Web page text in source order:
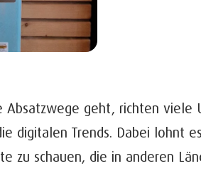
Absatzwege geht, richten viele
digitalen Trends. Dabei lohnt
zu schauen, die in anderen